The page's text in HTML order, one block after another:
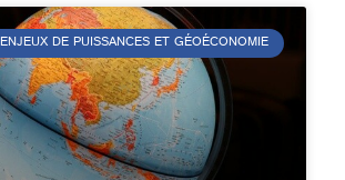
ENJEUX DE PUISSANCES ET GÉOÉCONOMIE